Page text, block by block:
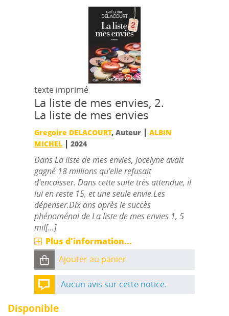
texte imprimé
La liste de mes envies, 2.
La liste de mes envies
Gregoire DELACOURT, Auteur |ALBIN
MICHEL |2024
Dans La liste de mes envies, Jocelyne avait
gagné 18 millions qu'elle refusait
d'encaisser. Dans cette suite très attendue, il
lui en reste 15, et une seule envie.Les
dépenser.Dix ans après le succès
phénoménal de La liste de mes envies 1, 5
mil[...]
Plus d'information...
Ajouter au panier
Aucun avis sur cette notice.
Disponible